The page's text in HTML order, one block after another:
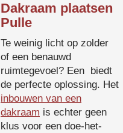
Dakraam plaatsen
Pulle
Te weinig licht op zolder
of een benauwd
ruimtegevoel? Een biedt
de perfecte oplossing. Het
inbouwen van een
dakraam is echter geen
klus voor een doe-het-